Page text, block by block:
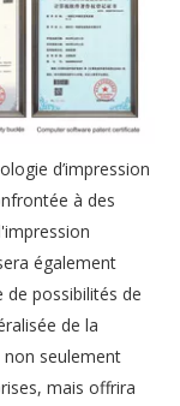
d’impression
à des
également
possibilités de
de la
seulement
mais offrira